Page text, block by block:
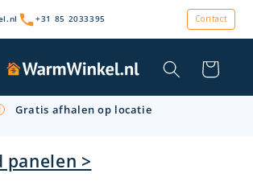
+31 85 2033395 Contact
Winkelwagen
advies & snelle levering
Gratis afhalen op locatie
>